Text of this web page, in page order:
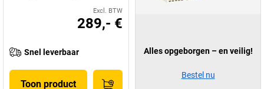
Excl. BTW
289,- €
Snel leverbaar
Toon product
Alles opgeborgen – en veilig!
Bestel nu